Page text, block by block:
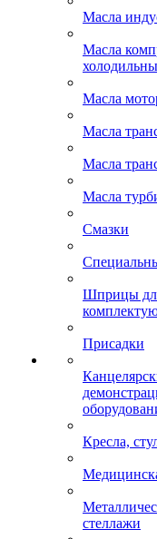
Масла
Масла
Масла
Масла
Масла
Масла
Смазки
Шприцы
Присадки
Кресла,
стеллажи